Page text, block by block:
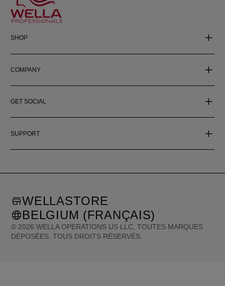
SHOP
COMPANY
GET SOCIAL
SUPPORT
© 2026 WELLA OPERATIONS US LLC, TOUTES MARQUES
DÉPOSÉES. TOUS DROITS RÉSERVÉS.
WELLASTORE
BELGIUM (FRANÇAIS)